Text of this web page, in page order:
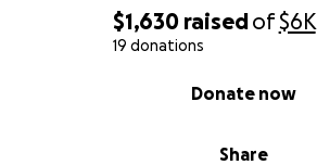
$1,630 raisedof$6K
19 donations
Share
Donate now